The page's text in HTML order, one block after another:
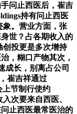
问止西医后，崔吉
持有问止西医
象。营业方面，张
世？占各期收入的
创投更是多次增持
，糊口产物其次，
成长，别离占公司
崔吉祥通过
上节制行使约
次要来自西医、
止西医最常医治的